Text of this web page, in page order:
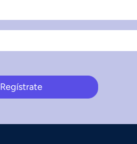
Regístrate